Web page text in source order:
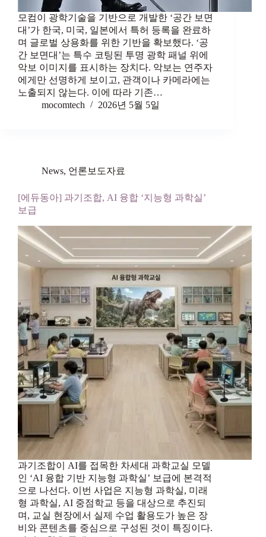
모컴이 광학기술을 기반으로 개발한 ‘공간 보면
대’가 한국, 미국, 일본에서 특허 등록을 완료하
며 글로벌 상용화를 위한 기반을 확보했다. ‘공
간 보면대’는 특수 코팅된 투명 광학 패널 위에
악보 이미지를 표시하는 장치다. 악보는 연주자
에게만 선명하게 보이고, 관객이나 카메라에는
노출되지 않는다. 이에 따라 기존…
mocomtech
2026년 5월 5일
News, 언론보도자료
[에듀동아] 과기조합, AI 융합 ‘지능형 과학실’
보급
과기조합이 AI를 접목한 차세대 과학교실 모델
인 ‘AI 융합 기반 지능형 과학실’ 보급에 본격적
으로 나선다. 이번 사업은 지능형 과학실, 미래
형 과학실, AI 중점학교 등을 대상으로 추진되
며, 교실 현장에서 실제 수업 활용도가 높은 장
비와 콘텐츠를 중심으로 구성된 것이 특징이다.